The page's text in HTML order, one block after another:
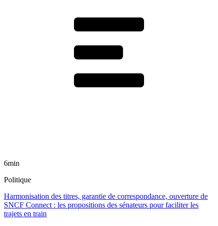
6min
Politique
Harmonisation des titres, garantie de correspondance, ouverture de
SNCF Connect : les propositions des sénateurs pour faciliter les
trajets en train